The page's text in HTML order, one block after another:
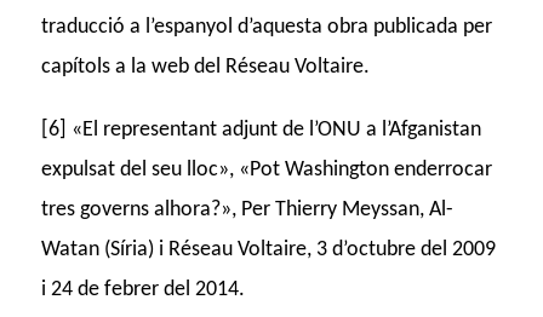
traducció a l’espanyol d’aquesta obra publicada per
capítols a la web del Réseau Voltaire.
[6] «El representant adjunt de l’ONU a l’Afganistan
expulsat del seu lloc», «Pot Washington enderrocar
tres governs alhora?», Per Thierry Meyssan, Al-
Watan (Síria) i Réseau Voltaire, 3 d’octubre del 2009
i 24 de febrer del 2014.